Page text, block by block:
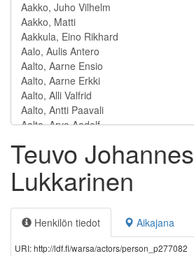
Teuvo Johannes
Lukkarinen
Henkilön tiedot Aikajana
URI: http://ldf.fi/warsa/actors/person_p277082